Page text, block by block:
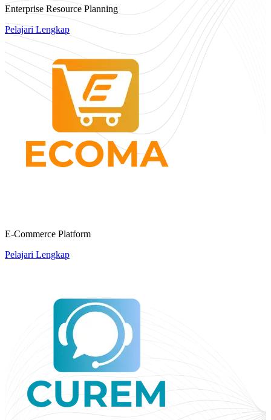
Enterprise Resource Planning
Pelajari Lengkap
E-Commerce Platform
Pelajari Lengkap